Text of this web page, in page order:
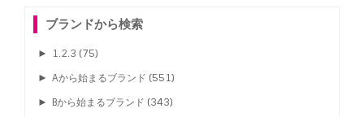
ブランドから検索
► 1.2.3 (75)
► Aから始まるブランド (551)
► Bから始まるブランド (343)